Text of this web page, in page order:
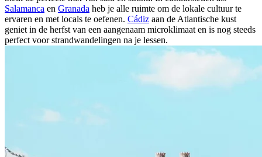
Salamanca en Granada heb je alle ruimte om de lokale cultuur te
ervaren en met locals te oefenen. Cádiz aan de Atlantische kust
geniet in de herfst van een aangenaam microklimaat en is nog steeds
perfect voor strandwandelingen na je lessen.